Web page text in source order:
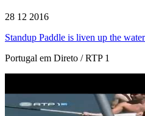
28 12 2016
Standup Paddle is liven up the
Portugal em Direto / RTP 1